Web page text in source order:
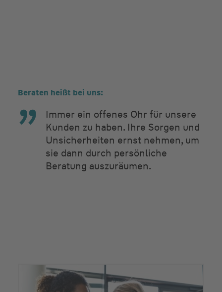
Beraten heißt bei uns:
Immer ein offenes Ohr für unsere
Kunden zu haben. Ihre Sorgen und
Unsicherheiten ernst nehmen, um
sie dann durch persönliche
Beratung auszuräumen.